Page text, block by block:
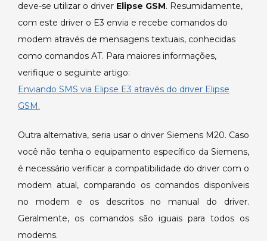
deve-se utilizar o driver Elipse GSM. Resumidamente,
com este driver o E3 envia e recebe comandos do
modem através de mensagens textuais, conhecidas
como comandos AT. Para maiores informações,
verifique o seguinte artigo:
Enviando SMS via Elipse E3 através do driver Elipse
GSM.
Outra alternativa, seria usar o driver Siemens M20. Caso
você não tenha o equipamento específico da Siemens,
é necessário verificar a compatibilidade do driver com o
modem atual, comparando os comandos disponíveis
no modem e os descritos no manual do driver.
Geralmente, os comandos são iguais para todos os
modems.